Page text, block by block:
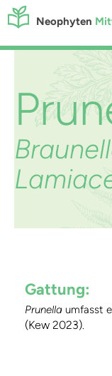
Neophyten
Gattung:
Prunella umfasst
(Kew 2023).